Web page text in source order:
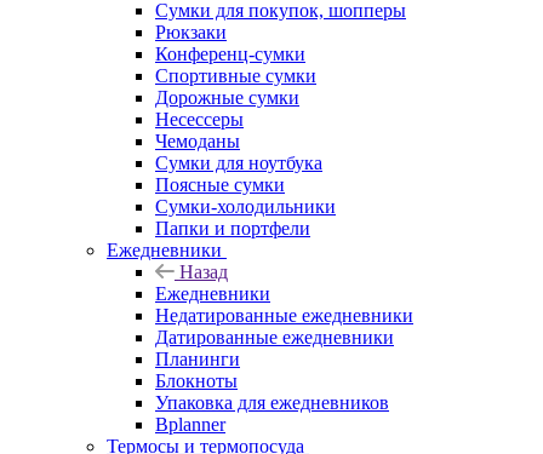
Сумки для покупок, шопперы
Рюкзаки
Конференц-сумки
Спортивные сумки
Дорожные сумки
Несессеры
Чемоданы
Сумки для ноутбука
Поясные сумки
Сумки-холодильники
Папки и портфели
Ежедневники
Назад
Ежедневники
Недатированные ежедневники
Датированные ежедневники
Планинги
Блокноты
Упаковка для ежедневников
Bplanner
Термосы и термопосуда